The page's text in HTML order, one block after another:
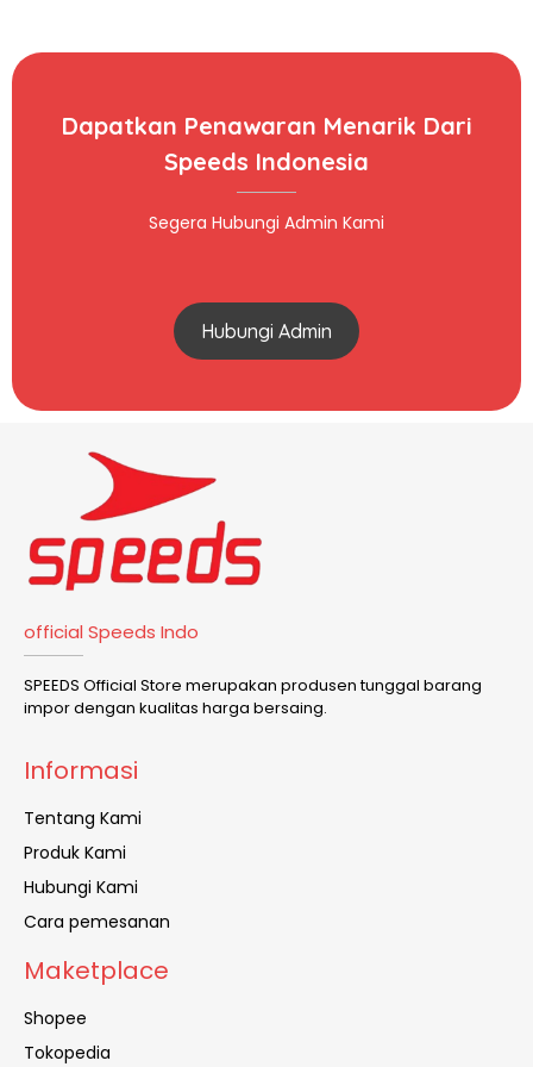
Dapatkan Penawaran Menarik Dari
Speeds Indonesia
Segera Hubungi Admin Kami
Hubungi Admin
official Speeds Indo
SPEEDS Official Store merupakan produsen tunggal barang
impor dengan kualitas harga bersaing.
Informasi
Tentang Kami
Produk Kami
Hubungi Kami
Cara pemesanan
Maketplace
Shopee
Tokopedia